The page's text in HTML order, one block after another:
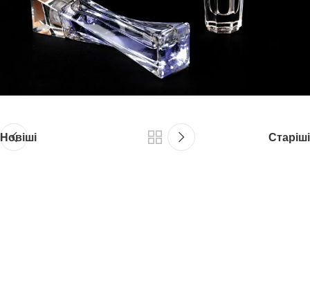
Новіші Старіші